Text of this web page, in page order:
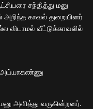
சந்தித்து மனு
அறிந்த காவல் துறையினர்
விடாமல் வீட்டுக்காவலில்
அய்யாகண்ணு
அளித்து வருகின்றனர்.